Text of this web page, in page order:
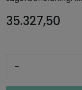
35.327,50
-